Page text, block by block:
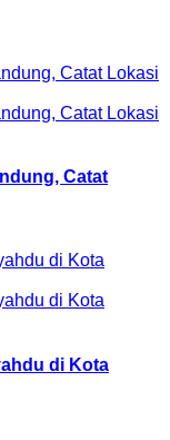
Catat
di Kota